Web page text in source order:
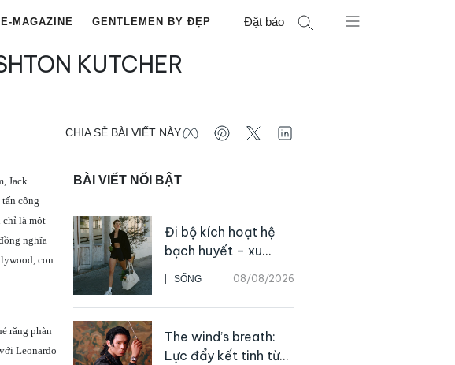
E-MAGAZINE GENTLEMEN BY ĐẸP Đặt báo
KUTCHER
CHIA SẺ BÀI VIẾT NÀY
Jack
công
chỉ là một
nghĩa
con
răng phàn
Leonardo
BÀI VIẾT NỔI BẬT
SỐNG 08/08/2026
Đi bộ kích hoạt hệ
bạch huyết – xu
hướng tập luyện đơn
giản ai cũng có thể
bắt đầu
The wind’s breath:
Lực đẩy kết tinh từ